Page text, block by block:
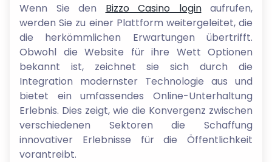
Wenn Sie den Bizzo Casino loginaufrufen,
werden Sie zu einer Plattform weitergeleitet, die
die herkömmlichen Erwartungen übertrifft.
Obwohl die Website für ihre Wett Optionen
bekannt ist, zeichnet sie sich durch die
Integration modernster Technologie aus und
bietet ein umfassendes Online-Unterhaltung
Erlebnis. Dies zeigt, wie die Konvergenz zwischen
verschiedenen Sektoren die Schaffung
innovativer Erlebnisse für die Öffentlichkeit
vorantreibt.